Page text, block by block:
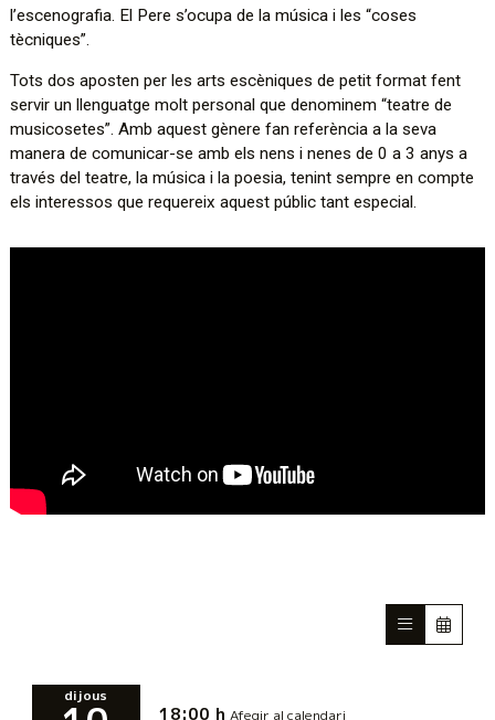
l’escenografia. El Pere s’ocupa de la música i les “coses
tècniques”.
Tots dos aposten per les arts escèniques de petit format fent
servir un llenguatge molt personal que denominem “teatre de
musicosetes”. Amb aquest gènere fan referència a la seva
manera de comunicar-se amb els nens i nenes de 0 a 3 anys a
través del teatre, la música i la poesia, tenint sempre en compte
els interessos que requereix aquest públic tant especial.
dijous
18:00 h Afegir al calendari